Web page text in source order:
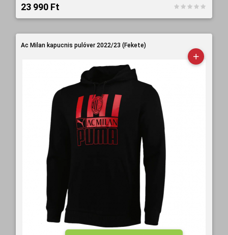
23 990 Ft‎
Ac Milan kapucnis pulóver 2022/23 (Fekete)